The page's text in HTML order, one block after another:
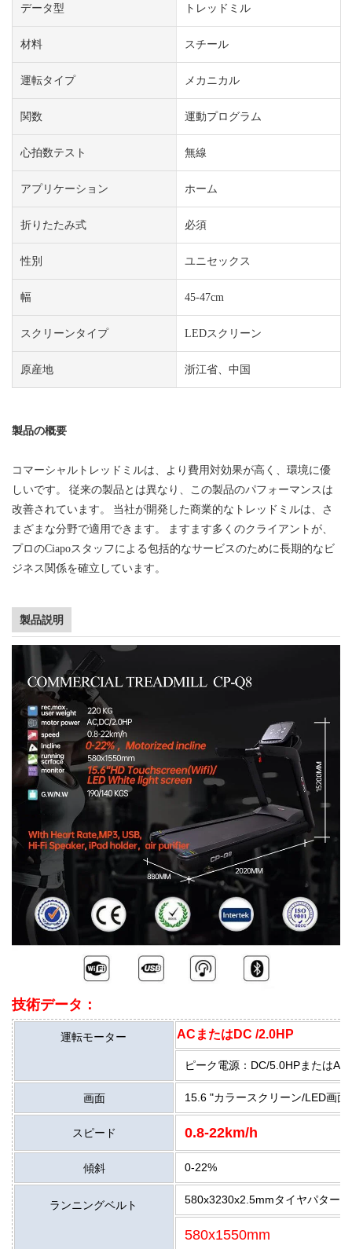
データ型 トレッドミル
材料 スチール
運転タイプ メカニカル
関数 運動プログラム
心拍数テスト 無線
アプリケーション ホーム
折りたたみ式 必須
性別 ユニセックス
幅 45-47cm
スクリーンタイプ LEDスクリーン
原産地 浙江省、中国
製品の概要
コマーシャルトレッドミルは、より費用対効果が高く、環境に優
しいです。 従来の製品とは異なり、この製品のパフォーマンスは
改善されています。 当社が開発した商業的なトレッドミルは、さ
まざまな分野で適用できます。 ますます多くのクライアントが、
プロのCiapoスタッフによる包括的なサービスのために長期的なビ
ジネス関係を確立しています。
製品説明
技術データ：
運転モーター ACまたはDC /2.0HP
ピーク電源：DC/5.0HPまたは
画面 15.6 "カラースクリーン/LED画面
スピード 0.8-22km/h
傾斜 0-22%
ランニングベルト 580x3230x2.5mmタイヤパターン
580x1550mm